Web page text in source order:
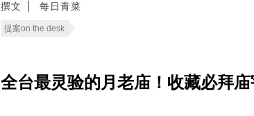
撰文 每日青菜
提案on the desk
全台最灵验的月老庙！收藏必拜